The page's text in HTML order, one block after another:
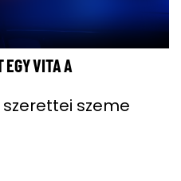
EGY VITA A
szeme